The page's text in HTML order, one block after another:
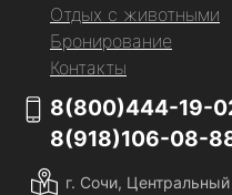
Отдых с животными
Бронирование
Контакты
8(800)444-19-
8(918)106-08-
г. Сочи,